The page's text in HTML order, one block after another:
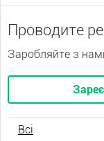
Проводите
Заробляйте з
Всі